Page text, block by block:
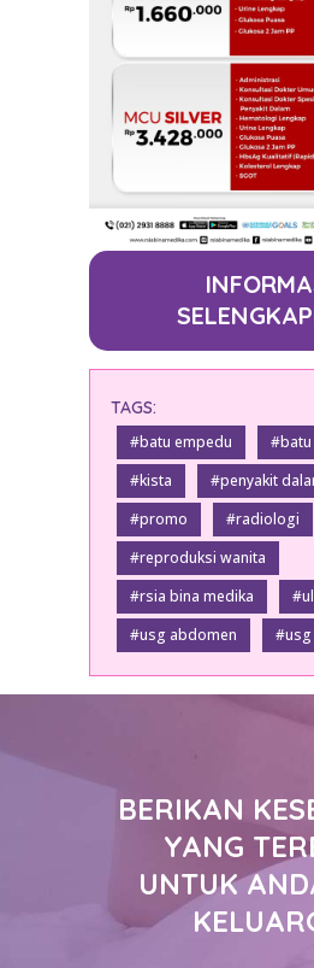
TAGS:
#batu empedu
#batu
#kista
#penyakit
#promo
#radiologi
#reproduksi wanita
#rsia bina medika
#usg abdomen
BERIKAN
YANG
UNTUK